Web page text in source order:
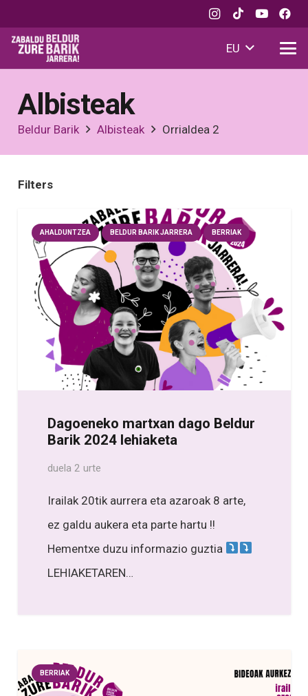
EU
Albisteak
Beldur Barik Albisteak Orrialdea 2
Filters
AHALDUNTZEA BELDUR BARIK JARRERA BERRIAK
Dagoeneko martxan dago Beldur
Barik 2024 lehiaketa
duela 2 urte
Irailak 20tik aurrera eta azaroak 8 arte,
ez galdu aukera eta parte hartu !!
Hementxe duzu informazio guztia
LEHIAKETAREN…
BERRIAK